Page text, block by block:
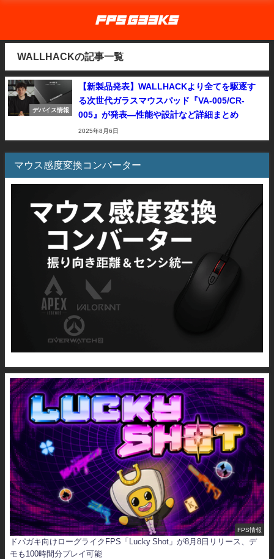
WALLHACKの記事一覧
デバイス情報
【新製品発表】WALLHACKより全てを駆逐す
る次世代ガラスマウスパッド『VA-005/CR-
005』が発表―性能や設計など詳細まとめ
2025年8月6日
マウス感度変換コンバーター
FPS情報
ドパガキ向けローグライクFPS「Lucky Shot」が8月8日リリース、デ
モも100時間分プレイ可能